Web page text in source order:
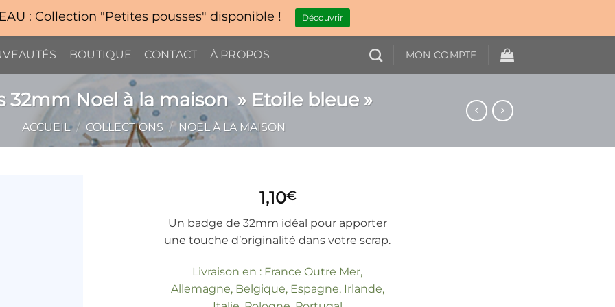
BOUTIQUE CONTACT À PROPOS MON COMPTE
32mm Noel à la maison » Etoile bleue »
ACCUEIL / COLLECTIONS / NOEL À LA MAISON
1,10€
Un badge de 32mm idéal pour apporter
une touche d’originalité dans votre scrap.
Livraison en : France Outre Mer,
Allemagne, Belgique, Espagne, Irlande,
: Collection "Petites pousses" disponible ! Découvrir